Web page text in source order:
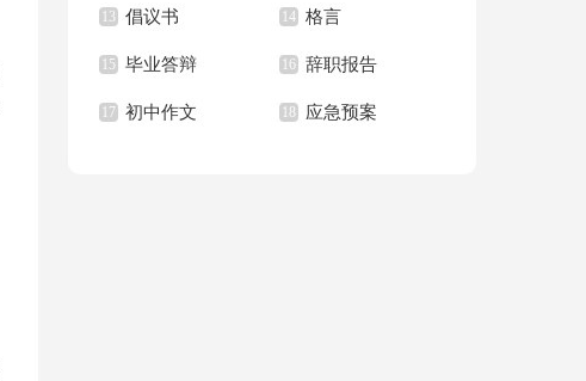
篇 讲稿汇总八篇
13 倡议书 14 格言
15 毕业答辩 16 辞职报告
17 初中作文 18 应急预案